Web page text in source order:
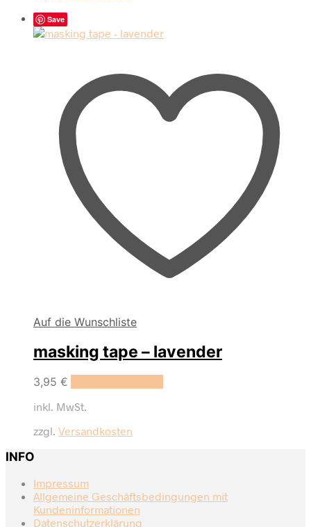
der
Produktseite
gewählt
Save
Auf die Wunschliste
masking tape – lavender
3,95 €
inkl. MwSt.
zzgl. Versandkosten
INFO
Impressum
Allgemeine Geschäftsbedingungen mit
Kundeninformationen
Datenschutzerklärung